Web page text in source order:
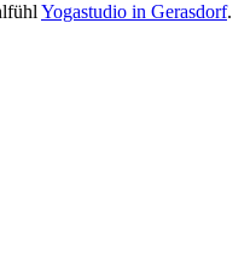
Yogastudio in Gerasdorf.